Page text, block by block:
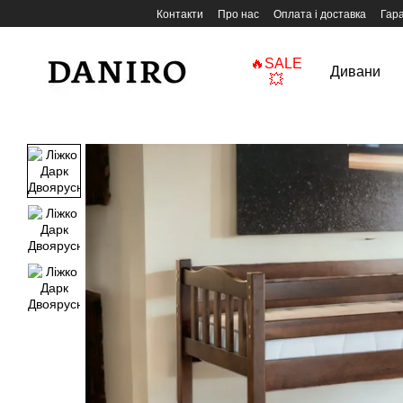
Перейти до основного контенту
Контакти Про нас Оплата і доставка
🔥SALE
💥
Дивани